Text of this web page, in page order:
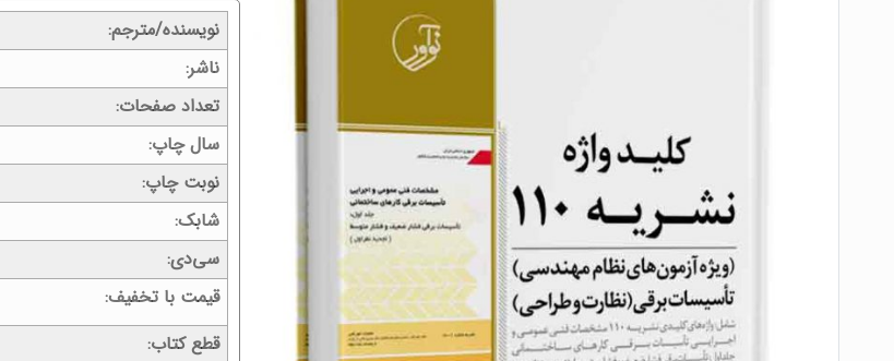
نویسنده/مترجم
ناشر
تعداد صفحات
سال چاپ
نوبت چاپ
شابک
سی‌دی
قیمت با تخفیف
قطع کتاب